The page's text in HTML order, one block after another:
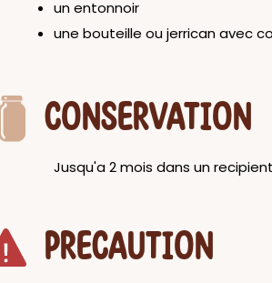
un entonnoir
une bouteille ou jerrican avec
CONSERVATION
Jusqu'a 2 mois dans un
PRECAUTION